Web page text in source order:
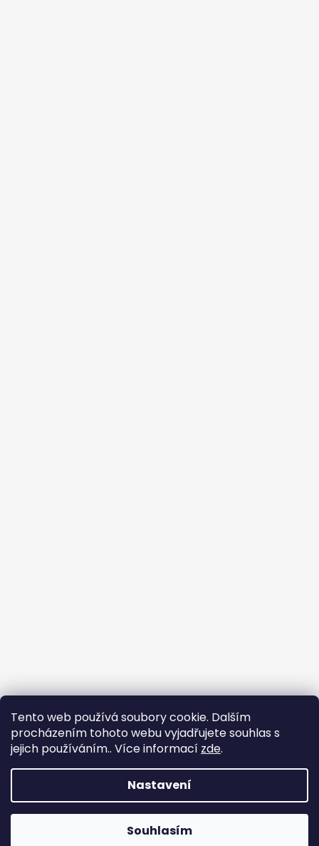
Tento web používá soubory cookie. Dalším
procházením tohoto webu vyjadřujete souhlas s
jejich používáním.. Více informací zde.
Nastavení
Souhlasím
Torete. Všechna práva vyhrazena.
🐾
🐾